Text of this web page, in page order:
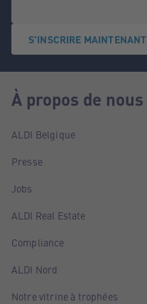
S'INSCRIRE MAINTENANT
À propos de nous
ALDI Belgique
Presse
Jobs
ALDI Real Estate
Compliance
ALDI Nord
Notre vitrine à trophées